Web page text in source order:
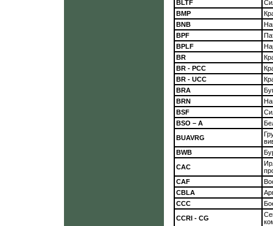
BLTF
ВМР
BNB
BPF
BPLF
BR
BR - РСС
BR - UСС
BRA
BRN
BSF
BSO – А
BUAVRG
BWB
САС
CAF
CBLA
CCC
CCRI - CG